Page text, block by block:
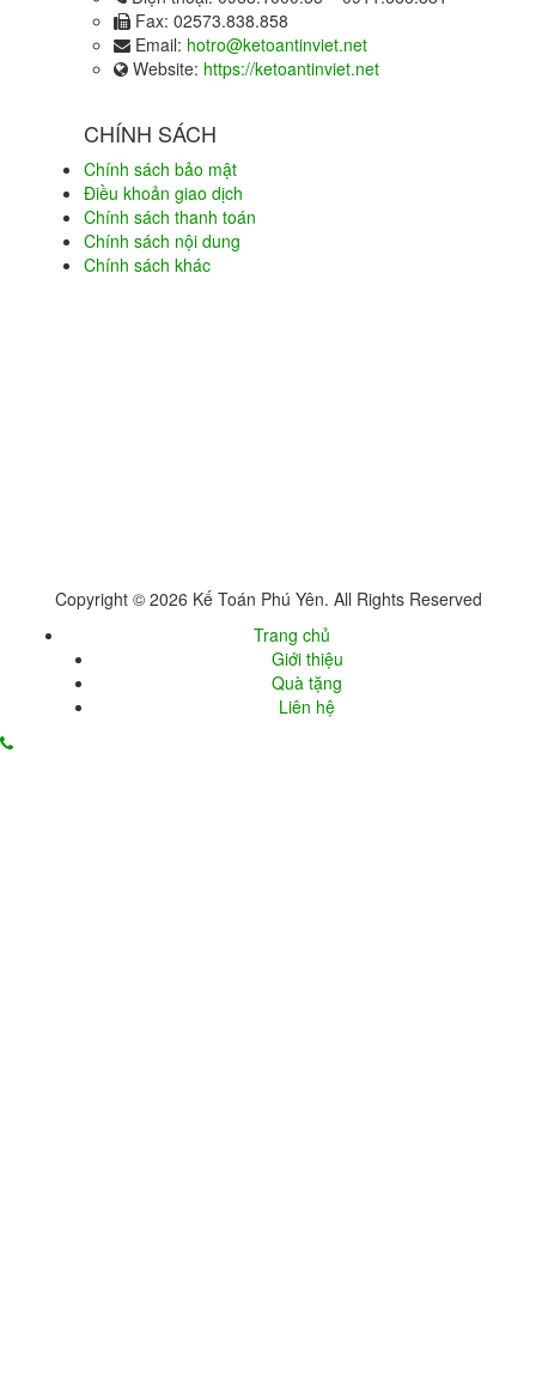
Fax: 02573.838.858
Email: hotro@ketoantinviet.net
Website: https://ketoantinviet.net
CHÍNH SÁCH
Chính sách bảo mật
Điều khoản giao dịch
Chính sách thanh toán
Chính sách nội dung
Chính sách khác
Copyright © 2026 Kế Toán Phú Yên. All Rights Reserved
Trang chủ
Giới thiệu
Quà tặng
Liên hệ